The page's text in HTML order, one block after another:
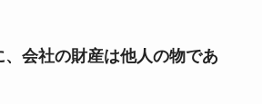
、会社の財産は他人の物であ